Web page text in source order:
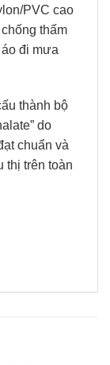
PVC cao
thấm
đi mưa
thành bộ
do
chuẩn và
thị trên toàn